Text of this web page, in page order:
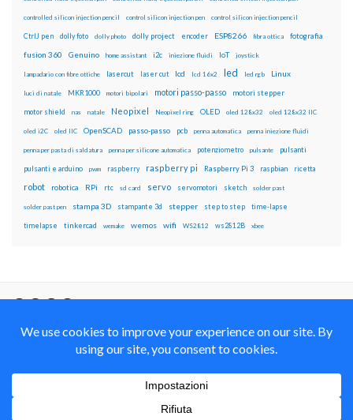
controlled silicon injection pencil control silicon injection pen control silicon injection pencil
CtrlJ pen dolly foto dolly photo dolly project encoder ESP8266 fibra ottica fotografia
fusion 360 Genuino home assistant i2c iniezione fluidi IoT joystick
lampadario con fibre ottiche lasercut laser cut lcd lcd 16x2 led led rgb Linux
luci di natale MKR1000 motori bipolari motori passo-passo motori stepper
motor shield nas natale Neopixel Neopixel ring OLED oled 128x32 oled 128x32 IIC
oled i2C oled IIC OpenSCAD passo-passo pcb penna automatica penna iniezione fluidi
penna per pasta di saldatura penna per silicone automatica potenziometro pulsante pulsanti
pulsanti e arduino pwm raspberry raspberry pi Raspberry Pi 3 raspbian ricetta
robot robotica RPi rtc sd card servo servomotori sketch solder past
solder past pen stampa 3D stampante 3d stepper step to step time-lapse
timelapse tinkercad wemake wemos wifi WS2812 ws2812B xbee
Alike 4.0 International
© 2012-2018 Mauro Alfieri Elettronica Domotica Robotica Arduino Corsi